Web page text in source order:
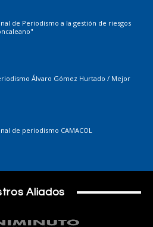
de Periodismo a la gestión de riesgos
Álvaro Gómez Hurtado / Mejor
de periodismo CAMACOL
Aliados